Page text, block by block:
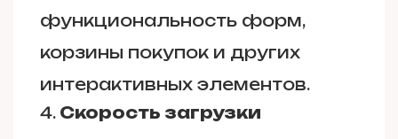
функциональность форм,
корзины покупок и других
интерактивных элементов.
Скорость загрузки